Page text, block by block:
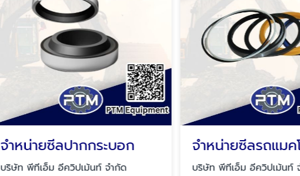
จำหน่ายซีลปากกระบอก
บริษัท พีทีเอ็ม อีควิปเม้นท์ จำกัด
จำหน่ายซีลรถแมค
บริษัท พีทีเอ็ม อีควิปเม้นท์